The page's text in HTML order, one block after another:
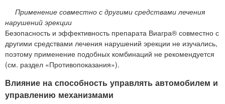
Применение совместно с другими средствами лечения
нарушений эрекции
Безопасность и эффективность препарата Виагра® совместно с
другими средствами лечения нарушений эрекции не изучались,
поэтому применение подобных комбинаций не рекомендуется
(см. раздел «Противопоказания»).
Влияние на способность управлять автомобилем и
управлению механизмами